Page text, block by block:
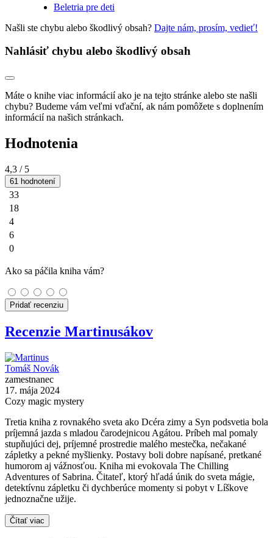
Beletria pre deti
Našli ste chybu alebo škodlivý obsah? Dajte nám, prosím, vedieť!
Nahlásiť chybu alebo škodlivý obsah
Máte o knihe viac informácií ako je na tejto stránke alebo ste našli
chybu? Budeme vám veľmi vďační, ak nám pomôžete s doplnením
informácií na našich stránkach.
Hodnotenia
4,3 / 5
61 hodnotení
33
18
4
6
0
Ako sa páčila kniha vám?
Pridať recenziu
Recenzie Martinusákov
Tomáš Novák
zamestnanec
17. mája 2024
Cozy magic mystery
Tretia kniha z rovnakého sveta ako Dcéra zimy a Syn podsvetia bola
príjemná jazda s mladou čarodejnicou Agátou. Príbeh mal pomaly
stupňujúci dej, príjemné prostredie malého mestečka, nečakané
zápletky a pekné myšlienky. Postavy boli dobre napísané, pretkané
humorom aj vážnosťou. Kniha mi evokovala The Chilling
Adventures of Sabrina. Čitateľ, ktorý hľadá únik do sveta mágie,
detektívnu zápletku či dychberúce momenty si pobyt v Líškove
jednoznačne užije.
Čítať viac